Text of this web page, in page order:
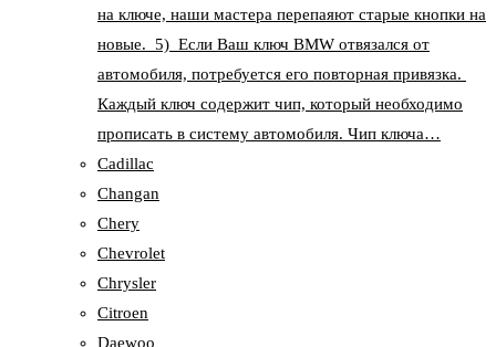
на ключе, наши мастера перепаяют старые кнопки на
новые. 5) Если Ваш ключ BMW отвязался от
автомобиля, потребуется его повторная привязка.
Каждый ключ содержит чип, который необходимо
прописать в систему автомобиля. Чип ключа…
Cadillac
Changan
Chery
Chevrolet
Chrysler
Citroen
Daewoo